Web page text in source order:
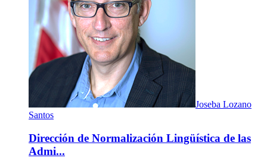
Joseba Lozano
Santos
Dirección de Normalización Lingüística de las
Admi...